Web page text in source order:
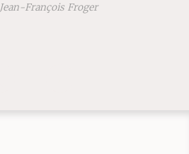
Jean-François Froger